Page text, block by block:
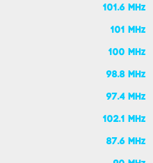
101.6 MHz
101 MHz
100 MHz
98.8 MHz
97.4 MHz
102.1 MHz
87.6 MHz